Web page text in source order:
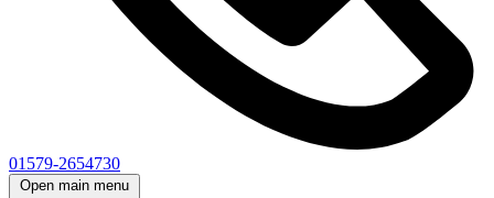
01579-2654730
Open main menu